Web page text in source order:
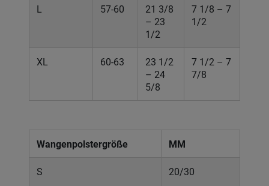
L 57-60
21 3/8
– 23
1/2
7 1/8 – 7
1/2
XL 60-63
23 1/2
– 24
5/8
7 1/2 – 7
7/8
Wangenpolstergröße MM
S 20/30